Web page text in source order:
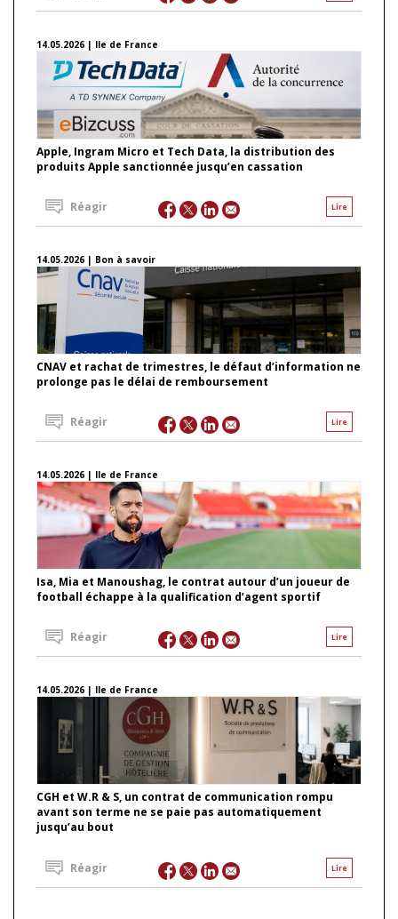
14.05.2026 | Ile de France
Apple, Ingram Micro et Tech Data, la distribution des
produits Apple sanctionnée jusqu’en cassation
Lire
Réagir
14.05.2026 | Bon à savoir
CNAV et rachat de trimestres, le défaut d’information ne
prolonge pas le délai de remboursement
Lire
Réagir
14.05.2026 | Ile de France
Isa, Mia et Manoushag, le contrat autour d’un joueur de
football échappe à la qualification d’agent sportif
Lire
Réagir
14.05.2026 | Ile de France
CGH et W.R & S, un contrat de communication rompu
avant son terme ne se paie pas automatiquement
jusqu’au bout
Lire
Réagir